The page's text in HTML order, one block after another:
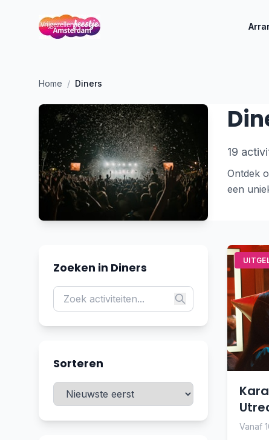
Home / Diners
19
Ontdek
een
Zoeken in Diners
Sorteren
Vanaf